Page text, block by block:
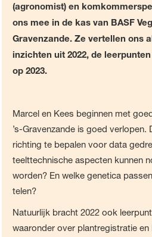
(agronomist) en
ons mee in de kas van BASF
Gravenzande. Ze vertellen ons
inzichten uit 2022, de
op 2023.
Marcel en Kees beginnen met
’s-Gravenzande is goed
richting te bepalen voor data
teelttechnische aspecten kunnen
worden? En welke genetica
telen?
Natuurlijk bracht 2022 ook
waaronder over plantregistratie en